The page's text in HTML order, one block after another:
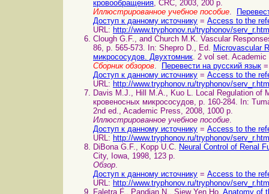
кровообращения, CRC, 2003, 200 p.
Иллюстрированное учебное пособие.
Доступ к данному источнику = Access to the
URL: http://www.tryphonov.ru/tryphonov/
Clough G.F., and Church M.K. Vascular
86, p. 565-573. In: Shepro D., Ed. Microvascular
микрососудов. Двухтомник. 2 vol set.
Сборник обзоров. Перевести на русский язык =
Доступ к данному источнику = Access to the
URL: http://www.tryphonov.ru/tryphonov/
Davis M.J., Hill M.A., Kuo L. Local Regulation of
кровеносных микрососудов, p. 160-284. In:
2nd ed., Academic Press, 2008, 1000 p.
Иллюстрированное учебное пособие.
Доступ к данному источнику = Access to the
URL: http://www.tryphonov.ru/tryphonov/
DiBona G.F., Kopp U.C. Neural Control of Renal
City, Iowa, 1998, 123 p.
Обзор.
Доступ к данному источнику = Access to the
URL: http://www.tryphonov.ru/tryphonov/
Faletra F., Pandian N., Siew Yen Ho. Anatomy of